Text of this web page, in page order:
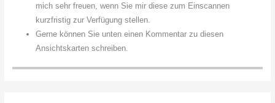
mich sehr freuen, wenn Sie mir diese zum Einscannen
kurzfristig zur Verfügung stellen.
Gerne können Sie unten einen Kommentar zu diesen
Ansichtskarten schreiben.